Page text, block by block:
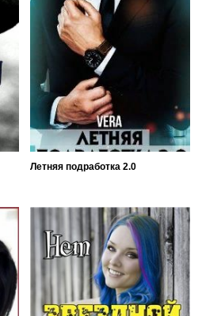
Летняя подработка 2.0